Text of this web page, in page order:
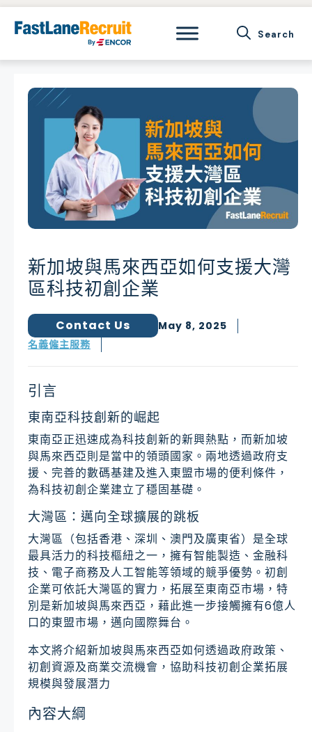
Skip
新加坡與馬來西亞如何支援大灣
區科技初創企業
Contact Us
May 8, 2025
名義僱主服務
引言
東南亞科技創新的崛起
東南亞正迅速成為科技創新的新興熱點，而新加坡
與馬來西亞則是當中的領頭國家。兩地透過政府支
援、完善的數碼基建及進入東盟市場的便利條件，
為科技初創企業建立了穩固基礎。
大灣區：邁向全球擴展的跳板
大灣區（包括香港、深圳、澳門及廣東省）是全球
最具活力的科技樞紐之一，擁有智能製造、金融科
技、電子商務及人工智能等領域的競爭優勢。初創
企業可依託大灣區的實力，拓展至東南亞市場，特
別是新加坡與馬來西亞，藉此進一步接觸擁有6億人
口的東盟市場，邁向國際舞台。
本文將介紹新加坡與馬來西亞如何透過政府政策、
初創資源及商業交流機會，協助科技初創企業拓展
規模與發展潛力
內容大綱